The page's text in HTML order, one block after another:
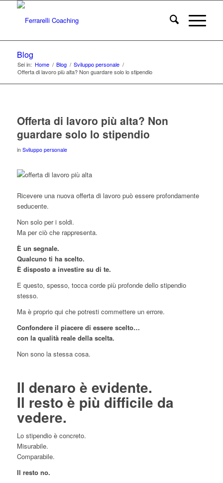
Blog
Sei in: Home / Blog / Sviluppo personale /
Offerta di lavoro più alta? Non guardare solo lo stipendio
Offerta di lavoro più alta? Non
guardare solo lo stipendio
in Sviluppo personale
Ricevere una nuova offerta di lavoro può essere profondamente
seducente.
Non solo per i soldi.
Ma per ciò che rappresenta.
È un segnale.
Qualcuno ti ha scelto.
È disposto a investire su di te.
E questo, spesso, tocca corde più profonde dello stipendio
stesso.
Ma è proprio qui che potresti commettere un errore.
Confondere il piacere di essere scelto…
con la qualità reale della scelta.
Non sono la stessa cosa.
Il denaro è evidente.
Il resto è più difficile da
vedere.
Lo stipendio è concreto.
Misurabile.
Comparabile.
Il resto no.